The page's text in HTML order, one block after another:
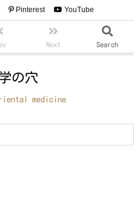
Next Search
Pinterest YouTube
の穴
medicine